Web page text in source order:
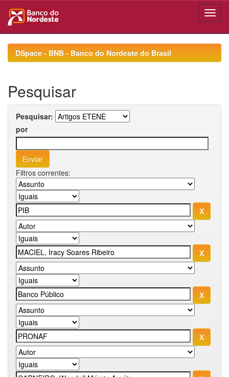
navigationDSpace - BNB - Banco do Nordeste do Brasil
Pesquisar
Pesquisar:
por
Filtros correntes: